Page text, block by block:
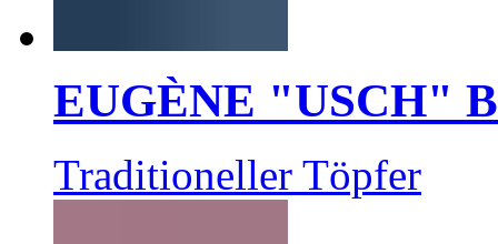
EUGÈNE "USCH"
Traditioneller Töpfer